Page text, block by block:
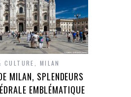
CULTURE MILAN
MILAN, SPLENDEURS
EMBLÉMATIQUE